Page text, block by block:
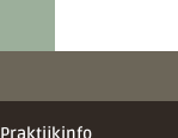
Praktijkinfo